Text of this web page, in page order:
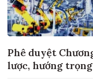
Phê duyệt
lược, hướng